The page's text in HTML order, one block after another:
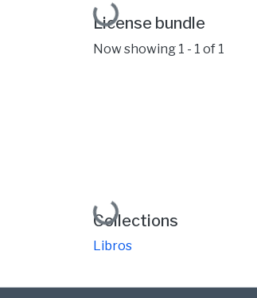
Loading...
License bundle
Now showing 1 - 1 of 1
Loading...
Collections
Libros